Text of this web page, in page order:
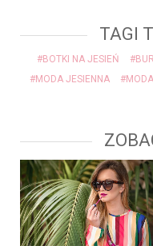
TAGI
#BOTKI NA JESIEŃ
#MODA JESIENNA